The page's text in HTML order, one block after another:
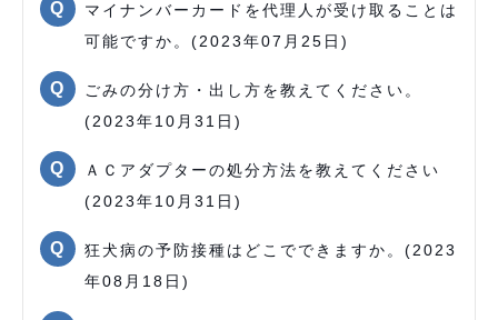
マイナンバーカードを代理人が受け取ることは
可能ですか。(2023年07月25日)
ごみの分け方・出し方を教えてください。
(2023年10月31日)
ＡＣアダプターの処分方法を教えてください
(2023年10月31日)
狂犬病の予防接種はどこでできますか。(2023
年08月18日)